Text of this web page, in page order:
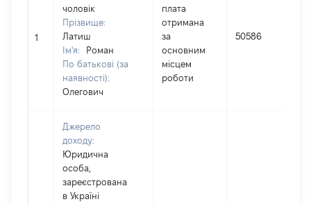
1
чоловік
Прізвище:
Латиш
Ім'я:
Роман
По батькові (за
наявності):
Олегович
плата
отримана
за
основним
місцем
роботи
50586
Джерело
доходу:
Юридична
особа,
зареєстрована
в Україні